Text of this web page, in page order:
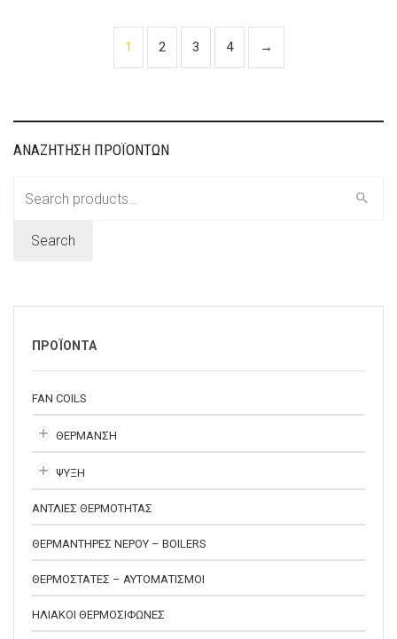
1 2 3 4 →
ΑΝΑΖΗΤΗΣΗ ΠΡΟΪΟΝΤΩΝ
Search
ΠΡΟΪΟΝΤΑ
FAN COILS
ΘΕΡΜΑΝΣΗ
ΨΥΞΗ
ΑΝΤΛΙΕΣ ΘΕΡΜΟΤΗΤΑΣ
ΘΕΡΜΑΝΤΗΡΕΣ ΝΕΡΟΥ – BOILERS
ΘΕΡΜΟΣΤΑΤΕΣ – ΑΥΤΟΜΑΤΙΣΜΟΙ
ΗΛΙΑΚΟΙ ΘΕΡΜΟΣΙΦΩΝΕΣ